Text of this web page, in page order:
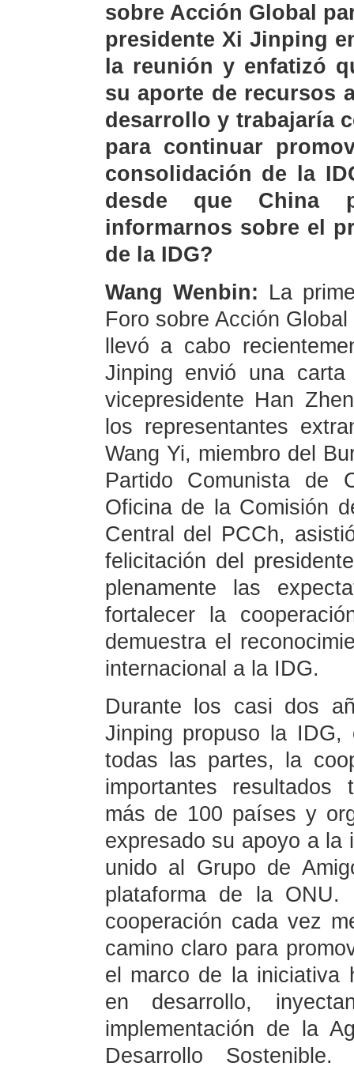
sobre Acción Global
presidente Xi Jinping
la reunión y enfatizó
su aporte de recursos
desarrollo y trabajaría
para continuar
consolidación de la
desde que China
informarnos sobre el
de la IDG?
Wang Wenbin: La
Foro sobre Acción
llevó a cabo
Jinping envió una
vicepresidente Han
los representantes
Wang Yi, miembro del
Partido Comunista de
Oficina de la Comisión
Central del PCCh,
felicitación del
plenamente las
fortalecer la
demuestra el
internacional a la IDG.
Durante los casi dos
Jinping propuso la IDG,
todas las partes, la
importantes resultados
más de 100 países y
expresado su apoyo a
unido al Grupo de
plataforma de la ONU.
cooperación cada vez
camino claro para
el marco de la iniciativa
en desarrollo,
implementación de la
Desarrollo